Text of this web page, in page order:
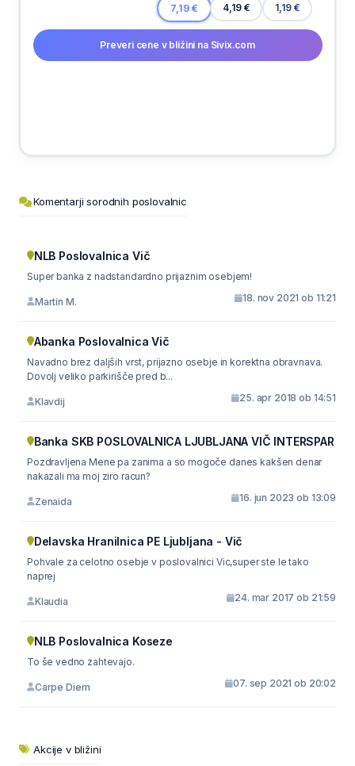
7,19 € 4,19 € 1,19 €
Preveri cene v bližini na Sivix.com
Komentarji sorodnih poslovalnic
NLB Poslovalnica Vič
Super banka z nadstandardno prijaznim osebjem!
Martin M. 18. nov 2021 ob 11:21
Abanka Poslovalnica Vič
Navadno brez daljših vrst, prijazno osebje in korektna obravnava.
Dovolj veliko parkirišče pred b...
Klavdij 25. apr 2018 ob 14:51
Banka SKB POSLOVALNICA LJUBLJANA VIČ INTERSPAR
Pozdravljena Mene pa zanima a so mogoče danes kakšen denar
nakazali ma moj ziro racun?
Zenaida 16. jun 2023 ob 13:09
Delavska Hranilnica PE Ljubljana - Vič
Pohvale za celotno osebje v poslovalnici Vic,super ste le tako
naprej
Klaudia 24. mar 2017 ob 21:59
NLB Poslovalnica Koseze
To še vedno zahtevajo.
Carpe Diem 07. sep 2021 ob 20:02
Akcije v bližini